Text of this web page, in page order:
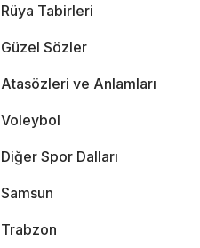
Rüya Tabirleri
Güzel Sözler
Atasözleri ve Anlamları
Voleybol
Diğer Spor Dalları
Samsun
Trabzon